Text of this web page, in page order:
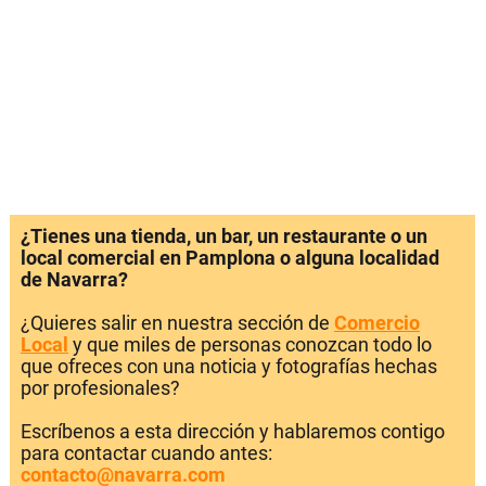
¿Tienes una tienda, un bar, un restaurante o un
local comercial en Pamplona o alguna localidad
de Navarra?
¿Quieres salir en nuestra sección de Comercio
Local y que miles de personas conozcan todo lo
que ofreces con una noticia y fotografías hechas
por profesionales?
Escríbenos a esta dirección y hablaremos contigo
para contactar cuando antes:
contacto@navarra.com